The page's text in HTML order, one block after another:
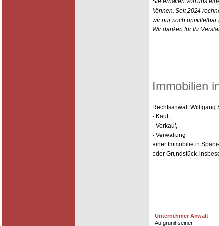
können. Seit 2024
wir nur noch unmittelbar
Wir danken für Ihr
Immobilien
Rechtsanwalt Wolfgang
- Kauf,
- Verkauf,
- Verwaltung
einer Immobilie in
oder Grundstück,
Unternehmer Anwalt
Aufgrund seiner